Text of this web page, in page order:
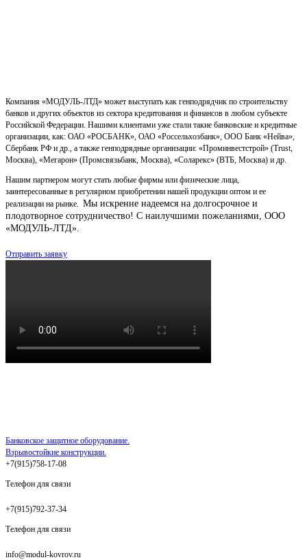
Компания «МОДУЛЬ-ЛТД» может выступать как генподрядчик по строительству
банков и других объектов из сектора кредитования и финансов в любом субъекте
Российской Федерации. Нашими клиентами уже стали такие банковские и кредитные
организации, как: ОАО «РОСБАНК», ОАО «Россельхозбанк», ООО Банк «Нейва»,
Сбербанк РФ и др., а также генподрядные организации: «Проминвестстрой» (Trust,
Москва), «Мегарон» (Промсвязьбанк, Москва), «Соларекс» (ВТБ, Москва) и др.
Нашим партнером могут стать любые фирмы или физические лица,
заинтересованные в регулярном приобретении нашей продукции оптом и ее
реализации на рынке. Мы искренне надеемся на долгосрочное и
плодотворное сотрудничество! С наилучшими пожеланиями, ООО
«МОДУЛЬ-ЛТД».
Отправить заявку
Банковское защитное оборудование.
Взрывостойкие конструкции.
+7(915)758-17-08
Телефон для связи
+7(915)792-37-34
Телефон для связи
info@modul-kovrov.ru